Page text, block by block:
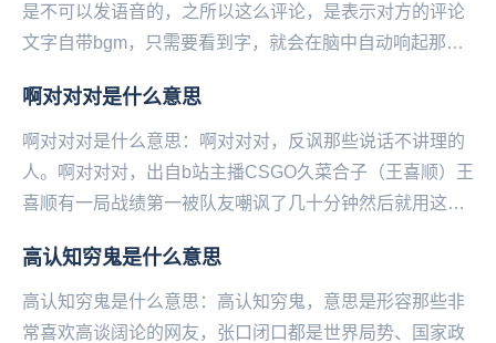
是不可以发语音的，之所以这么评论，是表示对方的评论
文字自带bgm，只需要看到字，就会在脑中自动响起那首
啊对对对是什么意思
啊对对对是什么意思：啊对对对，反‌‌‌‌‌‌‌‌‌‌‌讽那些说话不讲理的
人。啊对对对，出自b站主播CSGO久菜合子（王喜顺）王
喜顺有一局战绩第一被队友嘲讽了几十分钟然后就用这句
高认知穷鬼是什么意思
高认知穷鬼是什么意思：高认知穷鬼，意思是形容那些非
常喜欢高谈阔论的网友，张口闭口都是世界局势、国家政